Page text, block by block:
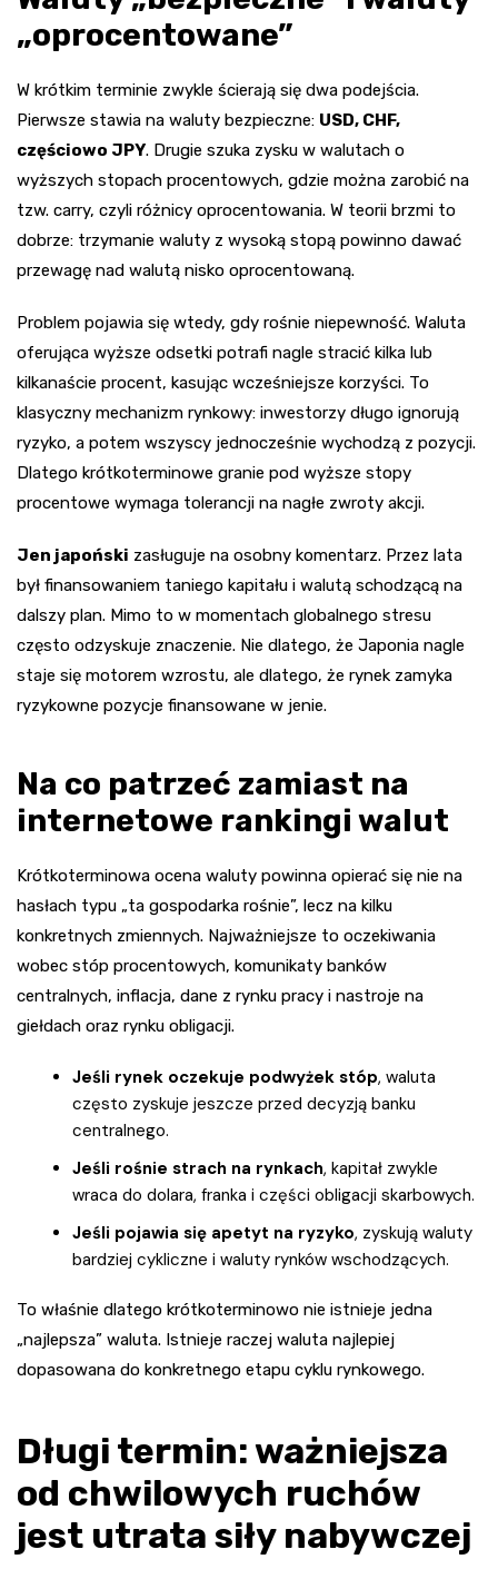
„oprocentowane”
W krótkim terminie zwykle ścierają się dwa podejścia.
Pierwsze stawia na waluty bezpieczne: USD, CHF,
częściowo JPY. Drugie szuka zysku w walutach o
wyższych stopach procentowych, gdzie można zarobić na
tzw. carry, czyli różnicy oprocentowania. W teorii brzmi to
dobrze: trzymanie waluty z wysoką stopą powinno dawać
przewagę nad walutą nisko oprocentowaną.
Problem pojawia się wtedy, gdy rośnie niepewność. Waluta
oferująca wyższe odsetki potrafi nagle stracić kilka lub
kilkanaście procent, kasując wcześniejsze korzyści. To
klasyczny mechanizm rynkowy: inwestorzy długo ignorują
ryzyko, a potem wszyscy jednocześnie wychodzą z pozycji.
Dlatego krótkoterminowe granie pod wyższe stopy
procentowe wymaga tolerancji na nagłe zwroty akcji.
Jen japoński zasługuje na osobny komentarz. Przez lata
był finansowaniem taniego kapitału i walutą schodzącą na
dalszy plan. Mimo to w momentach globalnego stresu
często odzyskuje znaczenie. Nie dlatego, że Japonia nagle
staje się motorem wzrostu, ale dlatego, że rynek zamyka
ryzykowne pozycje finansowane w jenie.
Na co patrzeć zamiast na
internetowe rankingi walut
Krótkoterminowa ocena waluty powinna opierać się nie na
hasłach typu „ta gospodarka rośnie”, lecz na kilku
konkretnych zmiennych. Najważniejsze to oczekiwania
wobec stóp procentowych, komunikaty banków
centralnych, inflacja, dane z rynku pracy i nastroje na
giełdach oraz rynku obligacji.
Jeśli rynek oczekuje podwyżek stóp, waluta
często zyskuje jeszcze przed decyzją banku
centralnego.
Jeśli rośnie strach na rynkach, kapitał zwykle
wraca do dolara, franka i części obligacji skarbowych.
Jeśli pojawia się apetyt na ryzyko, zyskują waluty
bardziej cykliczne i waluty rynków wschodzących.
To właśnie dlatego krótkoterminowo nie istnieje jedna
„najlepsza” waluta. Istnieje raczej waluta najlepiej
dopasowana do konkretnego etapu cyklu rynkowego.
Długi termin: ważniejsza
od chwilowych ruchów
jest utrata siły nabywczej